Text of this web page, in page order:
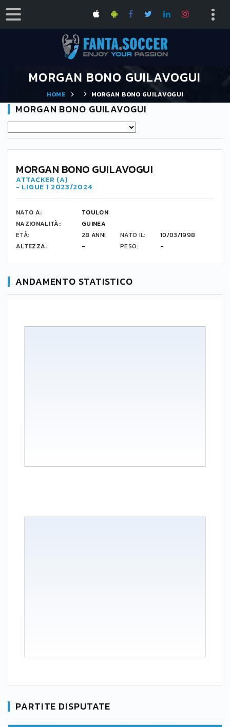
MORGAN BONO GUILAVOGUI
HOME MORGAN BONO GUILAVOGUI
MORGAN BONO GUILAVOGUI
27
MORGAN BONO GUILAVOGUI
ATTACKER (A)
- LIGUE 1 2023/2024
NATO A:
TOULON
NAZIONALITÀ:
GUINEA
ETÀ:
28 ANNI NATO IL:
10/03/1998
ALTEZZA:
- PESO: -
ANDAMENTO STATISTICO
PARTITE DISPUTATE